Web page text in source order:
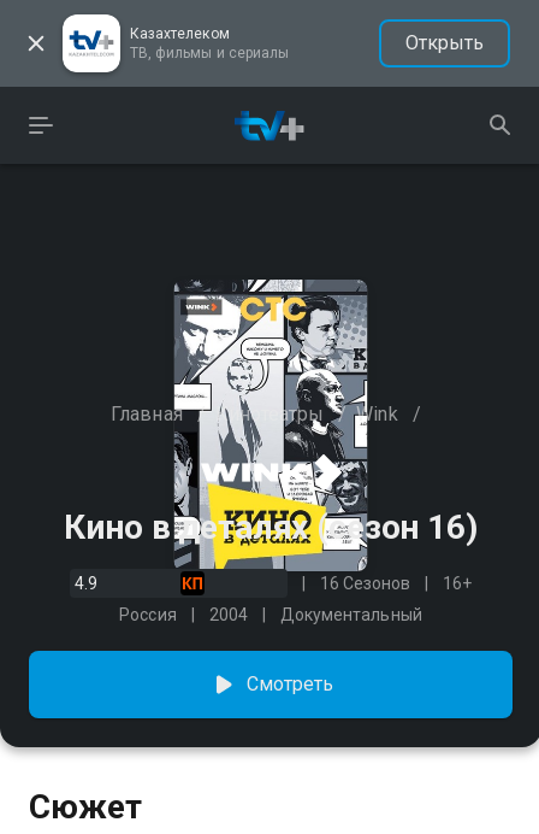
Казахтелеком
ТВ, фильмы и сериалы
Открыть
Главная / Кинотеатры / Wink /
Кино в деталях (сезон 16)
4.9 16 Сезонов
16+
Россия
2004 Документальный
Смотреть
Сюжет